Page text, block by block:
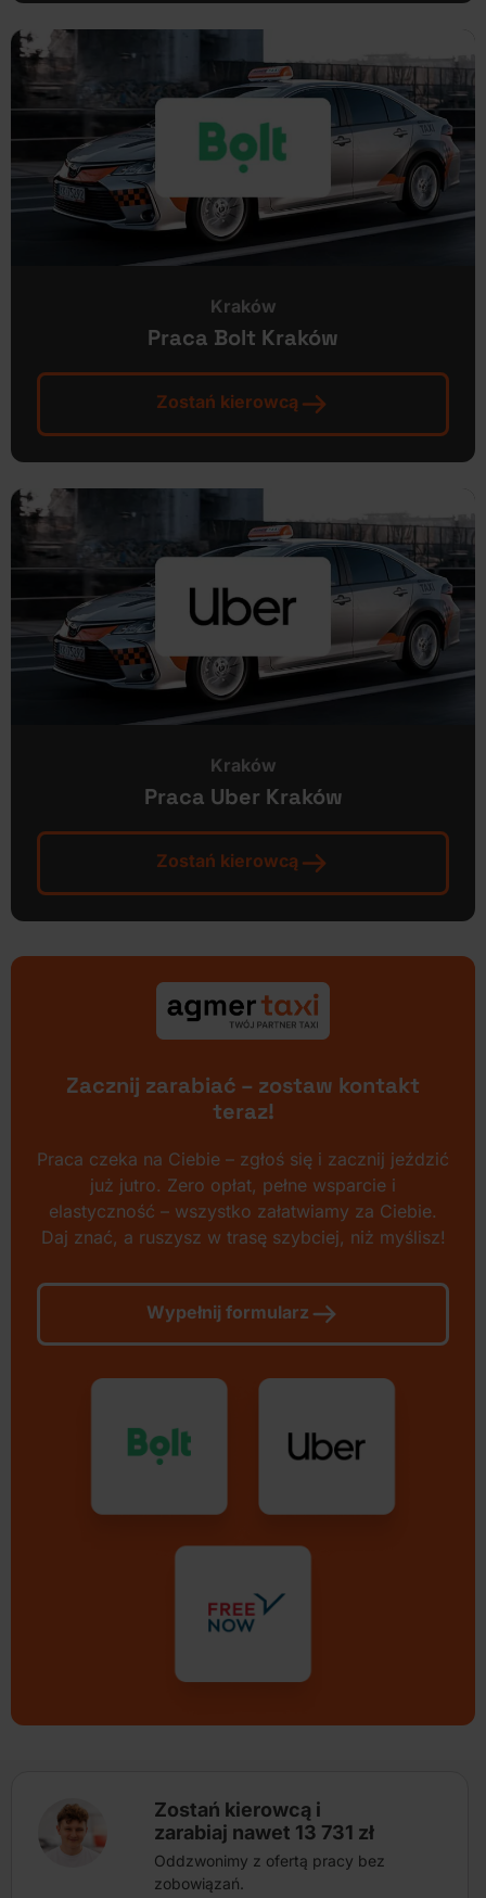
Kraków
Praca Bolt Kraków
Zostań kierowcą
Kraków
Praca Uber Kraków
Zostań kierowcą
Zacznij zarabiać – zostaw kontakt
teraz!
Praca czeka na Ciebie – zgłoś się i zacznij jeździć
już jutro. Zero opłat, pełne wsparcie i
elastyczność – wszystko załatwiamy za Ciebie.
Daj znać, a ruszysz w trasę szybciej, niż myślisz!
Wypełnij formularz
Zostań kierowcą i
zarabiaj nawet 13 731 zł
Oddzwonimy z ofertą pracy bez
zobowiązań.